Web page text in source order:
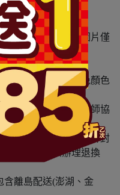
異，本賣場之商品圖片僅
際收到商品為準。
用後再行購買，避免顏色
反應，請尋求專業醫師協
人消耗性產品，如已拆封
盒損壞恕無法辦理退換
含離島配送(澎湖、金